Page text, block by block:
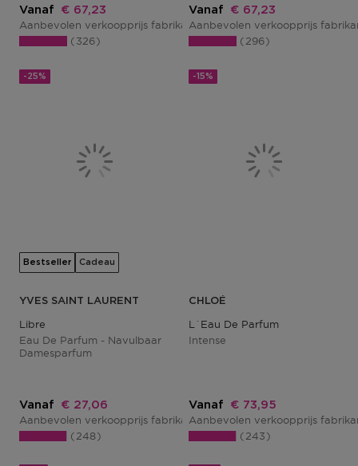
Vanaf Kortingsprijs
€ 67,23
Aanbevolen verkoopprijs fabrikant€ 81,00
326
Vanaf Kortingsprijs
€ 67,23
Aanbevolen verkoopprijs
296
-25%
Bestseller Cadeau
YVES SAINT LAURENT
Libre
Eau De Parfum - Navulbaar
Damesparfum
Vanaf Kortingsprijs
€ 27,06
Aanbevolen verkoopprijs fabrikant€ 33,00
248
-15%
CHLOÉ
L´eau De Parfum
Intense
Vanaf Kortingsprijs
€ 73,95
Aanbevolen verkoopprijs
243